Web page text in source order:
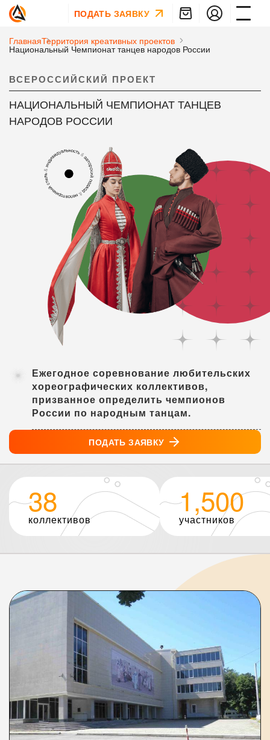
ПОДАТЬ ЗАЯВКУ
ГлавнаяТерритория креативных проектов
Национальный Чемпионат танцев народов России
Ежегодное соревнование любительских
хореографических коллективов,
призванное определить чемпионов
России по народным танцам.
ПОДАТЬ ЗАЯВКУ
ВСЕРОССИЙСКИЙ ПРОЕКТ
НАЦИОНАЛЬНЫЙ ЧЕМПИОНАТ ТАНЦЕВ
НАРОДОВ РОССИИ
38
коллективов
1,500
участников